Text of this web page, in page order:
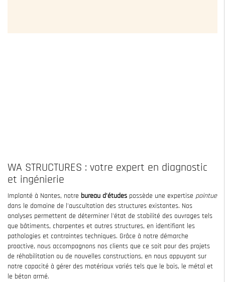
WA STRUCTURES : votre expert en diagnostic
et ingénierie
Implanté à Nantes, notre bureau d'études possède une expertise pointue
dans le domaine de l'auscultation des structures existantes. Nos
analyses permettent de déterminer l'état de stabilité des ouvrages tels
que bâtiments, charpentes et autres structures, en identifiant les
pathologies et contraintes techniques. Grâce à notre démarche
proactive, nous accompagnons nos clients que ce soit pour des projets
de réhabilitation ou de nouvelles constructions, en nous appuyant sur
notre capacité à gérer des matériaux variés tels que le bois, le métal et
le béton armé.